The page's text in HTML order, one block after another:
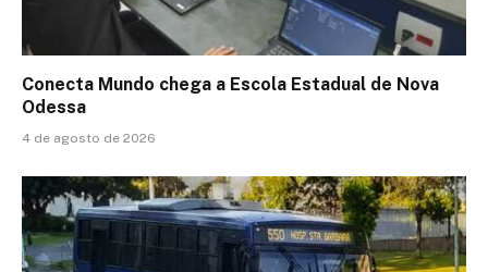
Conecta Mundo chega a Escola Estadual de Nova
Odessa
4 de agosto de 2026